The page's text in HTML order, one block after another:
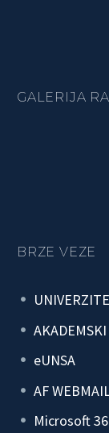
GALERIJA
BRZE VEZE
eUNSA
AF
Microsoft